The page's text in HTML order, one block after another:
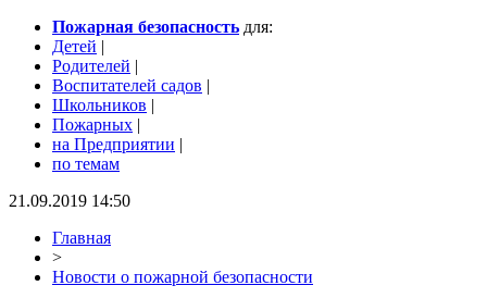
Пожарная безопасность для:
Детей |
Родителей |
Воспитателей садов |
Школьников |
Пожарных |
на Предприятии |
по темам
21.09.2019 14:50
Главная
>
Новости о пожарной безопасности